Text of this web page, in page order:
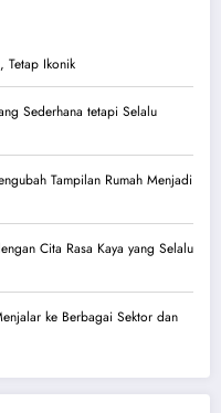
Tetap Ikonik
Sederhana tetapi Selalu
Tampilan Rumah Menjadi
Cita Rasa Kaya yang Selalu
ke Berbagai Sektor dan